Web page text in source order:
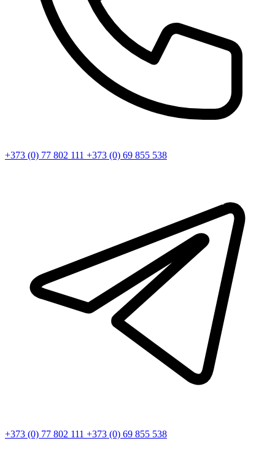
+373 (0) 77 802 111 +373 (0) 69 855 538
+373 (0) 77 802 111 +373 (0) 69 855 538